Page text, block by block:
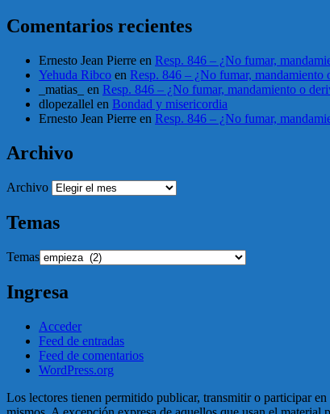
Comentarios recientes
Ernesto Jean Pierre en Resp. 846 – ¿No fumar,
Yehuda Ribco en Resp. 846 – ¿No fumar, mandamiento
_matias_
en Resp. 846 – ¿No fumar, mandamiento o
dlopezallel en Bondad y misericordia
Ernesto Jean Pierre en Resp. 846 – ¿No fumar,
Archivo
Archivo
Temas
Temas
Ingresa
Acceder
Feed de entradas
Feed de comentarios
WordPress.org
Los lectores tienen permitido publicar, transmitir o participar